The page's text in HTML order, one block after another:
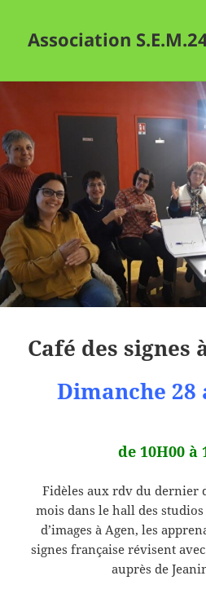
Association
Café des signes
Dimanche 28
de 10H00 à
Fidèles aux rdv du dernier
mois dans le hall des
d’images à Agen, les
signes française révisent
auprès de